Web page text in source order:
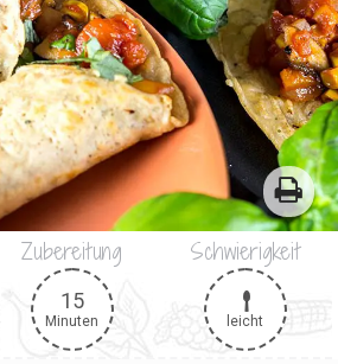
Zubereitung
15
Minuten
Schwierigkeit
leicht